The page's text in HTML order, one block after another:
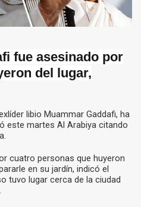
fue asesinado por
del lugar,
libio Muammar Gaddafi, ha
este martes Al Arabiya citando
cuatro personas que huyeron
en su jardín, indicó el
tuvo lugar cerca de la ciudad